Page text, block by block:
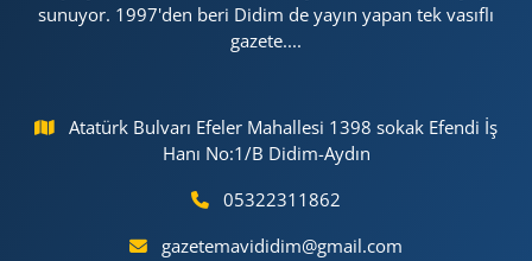
sunuyor. 1997'den beri Didim de yayın yapan tek vasıflı
gazete....
Atatürk Bulvarı Efeler Mahallesi 1398 sokak Efendi İş
Hanı No:1/B Didim-Aydın
05322311862
gazetemavididim@gmail.com